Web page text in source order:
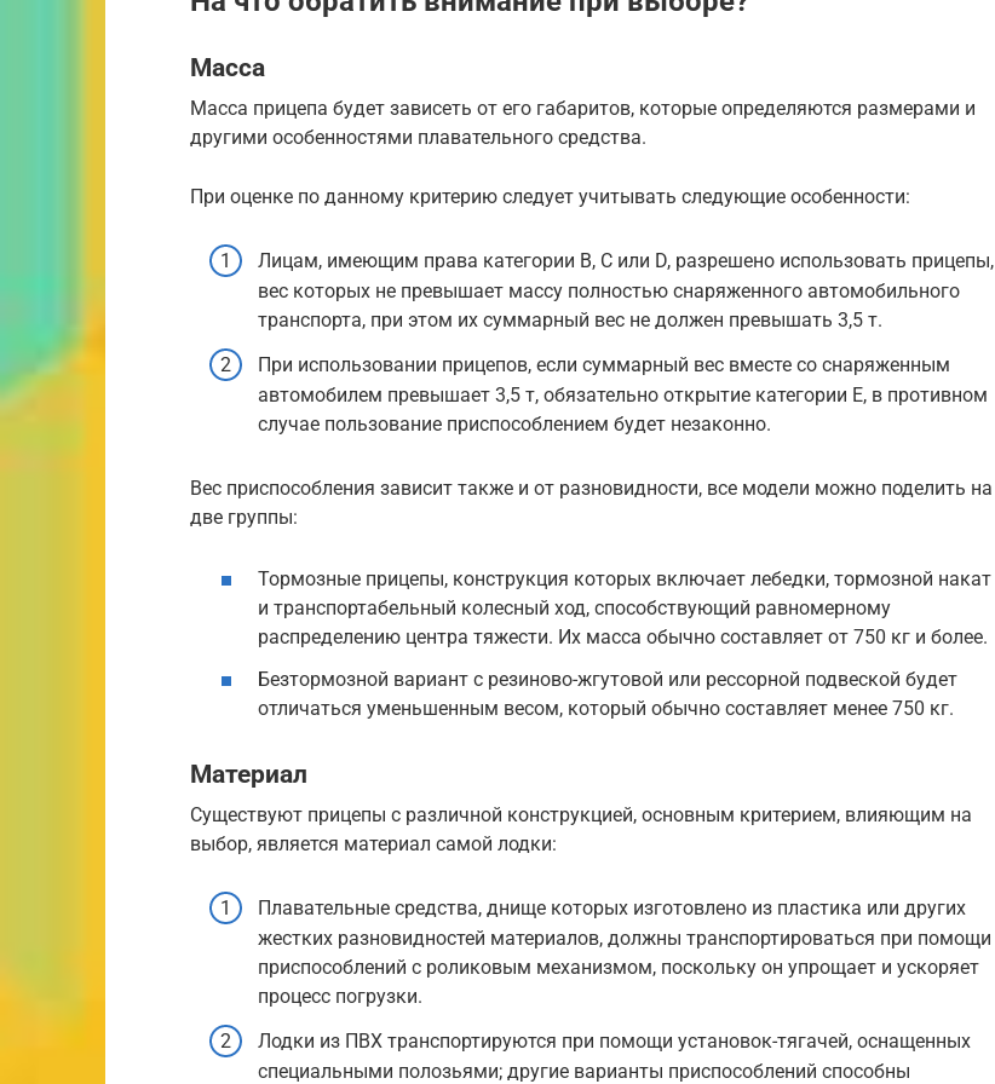
Масса
Масса прицепа будет зависеть от его габаритов, которые определяются размерами и
другими особенностями плавательного средства.
При оценке по данному критерию следует учитывать следующие особенности:
Лицам, имеющим права категории B, C или D, разрешено использовать прицепы,
вес которых не превышает массу полностью снаряженного автомобильного
транспорта, при этом их суммарный вес не должен превышать 3,5 т.
При использовании прицепов, если суммарный вес вместе со снаряженным
автомобилем превышает 3,5 т, обязательно открытие категории E, в противном
случае пользование приспособлением будет незаконно.
Вес приспособления зависит также и от разновидности, все модели можно поделить на
две группы:
Тормозные прицепы, конструкция которых включает лебедки, тормозной накат
и транспортабельный колесный ход, способствующий равномерному
распределению центра тяжести. Их масса обычно составляет от 750 кг и более.
Безтормозной вариант с резиново-жгутовой или рессорной подвеской будет
отличаться уменьшенным весом, который обычно составляет менее 750 кг.
Материал
Существуют прицепы с различной конструкцией, основным критерием, влияющим на
выбор, является материал самой лодки:
Плавательные средства, днище которых изготовлено из пластика или других
жестких разновидностей материалов, должны транспортироваться при помощи
приспособлений с роликовым механизмом, поскольку он упрощает и ускоряет
процесс погрузки.
Лодки из ПВХ транспортируются при помощи установок-тягачей, оснащенных
специальными полозьями; другие варианты приспособлений способны